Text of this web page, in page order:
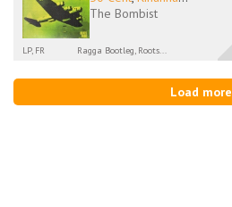
The Bombist
LP, FR Ragga Bootleg, Roots...
Load more